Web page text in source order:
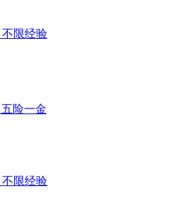
不限经验
五险一金
不限经验